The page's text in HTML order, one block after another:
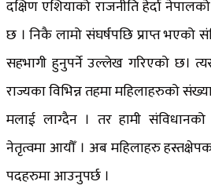
दक्षिण एशियाको राजनीति हेर्दा
छ । निकै लामो संघर्षपछि प्राप्त भएको
सहभागी हुनुपर्ने उल्लेख गरिएको छ।
राज्यका विभिन्न तहमा महिलाहरुको
मलाई लाग्दैन । तर हामी
नेतृत्वमा आयौँ । अब महिलाहरु
पदहरुमा आउनुपर्छ ।